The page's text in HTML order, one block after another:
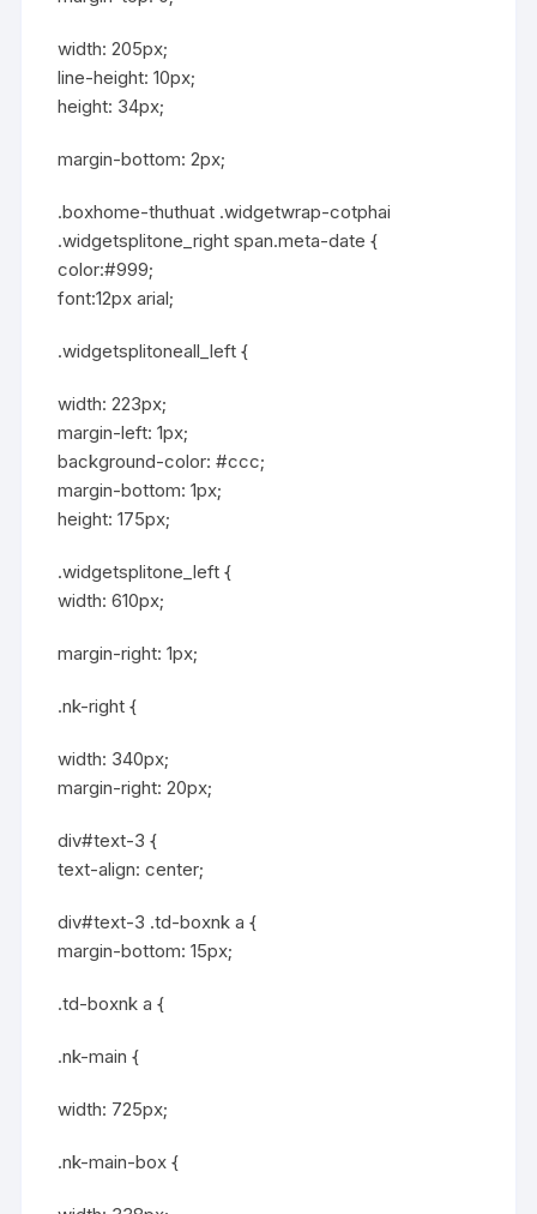
width: 205px;
line-height: 10px;
height: 34px;
margin-bottom: 2px;
.boxhome-thuthuat .widgetwrap-cotphai
.widgetsplitone_right span.meta-date {
color:#999;
font:12px arial;
.widgetsplitoneall_left {
width: 223px;
margin-left: 1px;
background-color: #ccc;
margin-bottom: 1px;
height: 175px;
.widgetsplitone_left {
width: 610px;
margin-right: 1px;
.nk-right {
width: 340px;
margin-right: 20px;
div#text-3 {
text-align: center;
div#text-3 .td-boxnk a {
margin-bottom: 15px;
.td-boxnk a {
.nk-main {
width: 725px;
.nk-main-box {